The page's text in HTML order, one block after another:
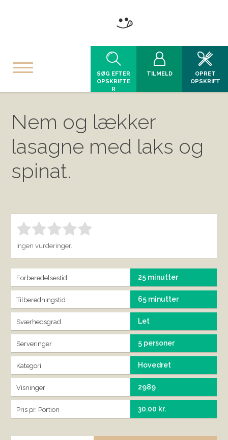
SØG EFTER
OPSKRIFTE
R
TILMELD
OPRET
OPSKRIFT
Nem og lækker
lasagne med laks og
spinat.
Bedøm denne vare: 1.00
Ingen vurderinger.
Forberedelsestid 25 minutter
Tilberedningstid 65 minutter
Sværhedsgrad Let
Serveringer 5 personer
Kategori Hovedret
Visninger 2989
Pris pr. Portion 30.00 kr.